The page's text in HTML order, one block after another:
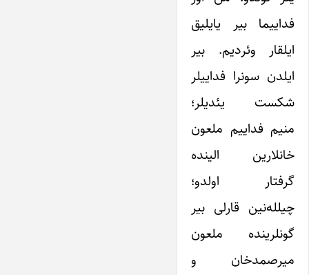
فداییما بیر یایلیق
ایلقار وئردیم. بیر
ایلدن سونرا فداییلر
شکست یئدیلر؛
منیم فداییم ملعون
خانلارین الینده
گرفتار اولدو؛
چیلله‌نین قارلی بیر
گونلرینده ملعون
میرصمدخان و